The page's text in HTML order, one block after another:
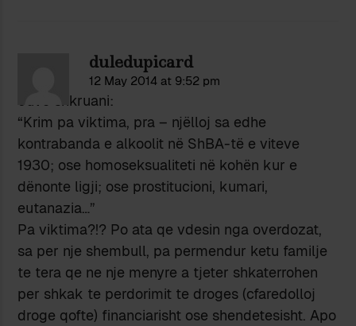
duledupicard
12 May 2014 at 9:52 pm
Juve shkruani:
“Krim pa viktima, pra – njëlloj sa edhe
kontrabanda e alkoolit në ShBA-të e viteve
1930; ose homoseksualiteti në kohën kur e
dënonte ligji; ose prostitucioni, kumari,
eutanazia…”
Pa viktima?!? Po ata qe vdesin nga overdozat,
sa per nje shembull, pa permendur ketu familje
te tera qe ne nje menyre a tjeter shkaterrohen
per shkak te perdorimit te droges (cfaredolloj
droge qofte) financiarisht ose shendetesisht. Apo